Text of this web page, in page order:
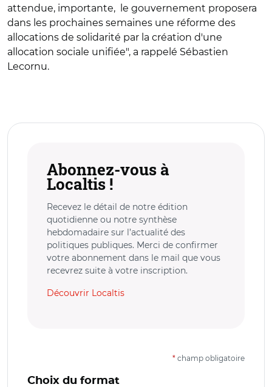
attendue, importante,
le gouvernement proposera
dans les prochaines semaines une réforme des
allocations de solidarité par la création d'une
allocation sociale unifiée", a rappelé Sébastien
Lecornu.
Abonnez-vous à
Localtis !
Recevez le détail de notre édition
quotidienne ou notre synthèse
hebdomadaire sur l’actualité des
politiques publiques. Merci de confirmer
votre abonnement dans le mail que vous
recevrez suite à votre inscription.
Découvrir Localtis
* champ obligatoire
Choix du format